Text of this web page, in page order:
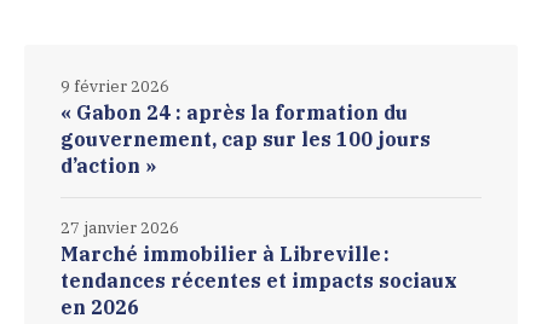
« Gabon 24 : après la formation du
gouvernement, cap sur les 100 jours
d’action »
9 février 2026
Marché immobilier à Libreville :
tendances récentes et impacts sociaux
en 2026
27 janvier 2026